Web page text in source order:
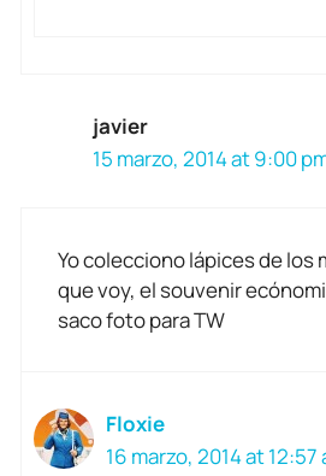
javier
15 marzo, 2014 at 9:00
Yo colecciono lápices de los
que voy, el souvenir
saco foto para TW
Floxie
16 marzo, 2014 at 12:57